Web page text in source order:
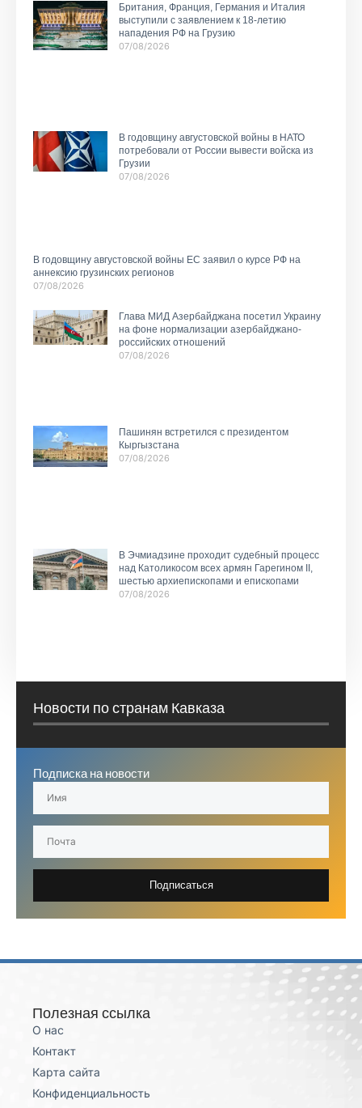
Британия, Франция, Германия и Италия
выступили с заявлением к 18-летию
нападения РФ на Грузию
07/08/2026
В годовщину августовской войны в НАТО
потребовали от России вывести войска из
Грузии
07/08/2026
В годовщину августовской войны ЕС заявил о курсе РФ на
аннексию грузинских регионов
07/08/2026
Глава МИД Азербайджана посетил Украину
на фоне нормализации азербайджано-
российских отношений
07/08/2026
Пашинян встретился с президентом
Кыргызстана
07/08/2026
В Эчмиадзине проходит судебный процесс
над Католикосом всех армян Гарегином II,
шестью архиепископами и епископами
07/08/2026
Новости по странам Кавказа
Подписка на новости
Подписаться
Полезная ссылка
О нас
Контакт
Карта сайта
Конфиденциальность